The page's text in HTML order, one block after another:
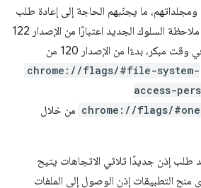
ما يجنّبهم الحاجة إلى إعادة طلب
الإذن منهم باستمرار. يمكن ملاحظة السلوك الجديد اعتبارًا من الإصدار 122
من Chrome. لاختبارها في وقت مبكر، بدءًا من الإصدار 120 من
chrome://flags/#file-system-
access-
chrome://flags/ من خلال
طلب إذن جديدًا ثلاثي الاتجاهات يتيح
التطبيقات إذن الوصول إلى الملفات